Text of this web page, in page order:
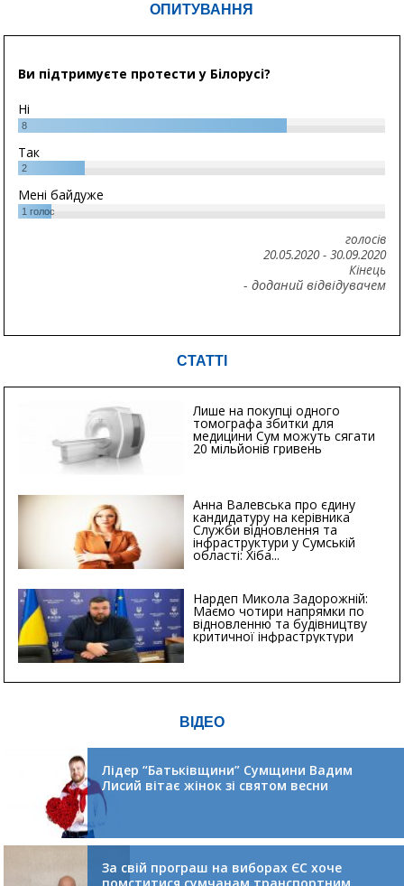
ОПИТУВАННЯ
Ви підтримуєте протести у Білорусі?
Ні
8
Так
2
Мені байдуже
1 голос
голосів
20.05.2020- 30.09.2020
Кінець
- доданий відвідувачем
СТАТТІ
Лише на покупці одного
томографа збитки для
медицини Сум можуть сягати
20 мільйонів гривень
Анна Валевська про єдину
кандидатуру на керівника
Служби відновлення та
інфраструктури у Сумській
області: Хіба...
Нардеп Микола Задорожній:
Маємо чотири напрямки по
відновленню та будівництву
критичної інфраструктури
ВІДЕО
Лідер “Батьківщини” Сумщини Вадим
Лисий вітає жінок зі святом весни
За свій програш на виборах ЄС хоче